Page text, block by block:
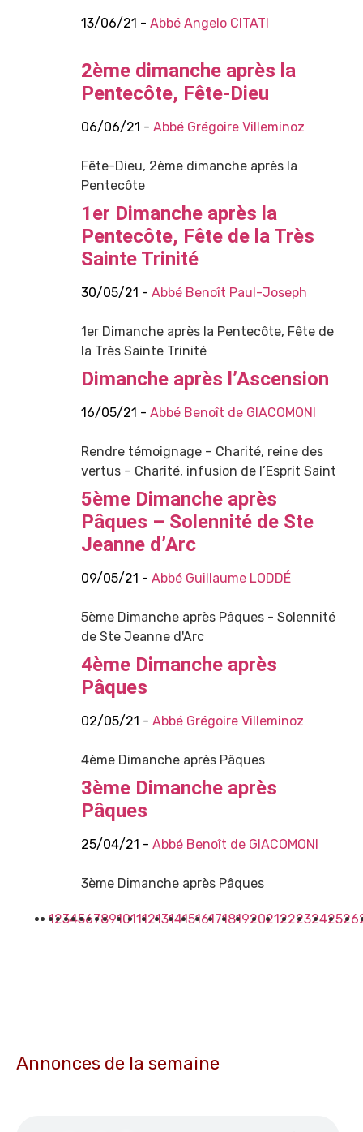
13/06/21 - Abbé Angelo CITATI
2ème dimanche après la
Pentecôte, Fête-Dieu
06/06/21 - Abbé Grégoire Villeminoz
Fête-Dieu, 2ème dimanche après la
Pentecôte
1er Dimanche après la
Pentecôte, Fête de la Très
Sainte Trinité
30/05/21 - Abbé Benoît Paul-Joseph
1er Dimanche après la Pentecôte, Fête de
la Très Sainte Trinité
Dimanche après l’Ascension
16/05/21 - Abbé Benoît de GIACOMONI
Rendre témoignage – Charité, reine des
vertus – Charité, infusion de l’Esprit Saint
5ème Dimanche après
Pâques – Solennité de Ste
Jeanne d’Arc
09/05/21 - Abbé Guillaume LODDÉ
5ème Dimanche après Pâques - Solennité
de Ste Jeanne d'Arc
4ème Dimanche après
Pâques
02/05/21 - Abbé Grégoire Villeminoz
4ème Dimanche après Pâques
3ème Dimanche après
Pâques
25/04/21 - Abbé Benoît de GIACOMONI
3ème Dimanche après Pâques
123456789101112131415161718192021 2223242526
Annonces de la semaine